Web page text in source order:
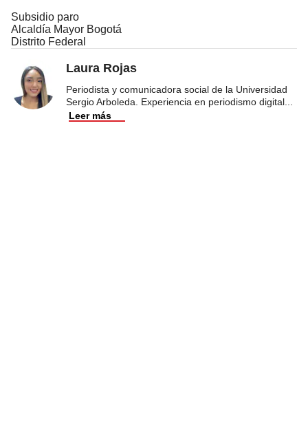
Subsidio paro
Alcaldía Mayor Bogotá
Distrito Federal
Laura Rojas
Periodista y comunicadora social de la Universidad
Sergio Arboleda. Experiencia en periodismo digital
Leer más